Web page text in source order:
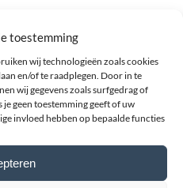
toestemming
wij technologieën zoals cookies
en/of te raadplegen. Door in te
wij gegevens zoals surfgedrag of
geen toestemming geeft of uw
invloed hebben op bepaalde functies